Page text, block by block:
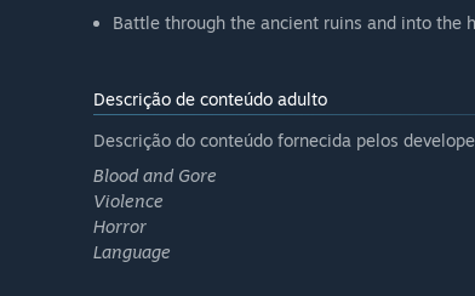
Battle through the ancient ruins and into the
Descrição de conteúdo adulto
Descrição do conteúdo fornecida pelos
Blood and Gore
Violence
Horror
Language